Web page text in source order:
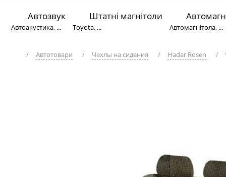
Автозвук
Автоакустика, ...
Штатні магнітоли
Toyota, ... Автомагнітола, ...
/ Автотовари / Чехлы на сидения / Hadar Rosen /